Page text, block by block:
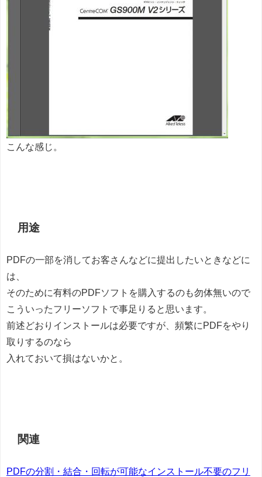
こんな感じ。
用途
PDFの一部を消してお客さんなどに提出したいときなどに
は、
そのために有料のPDFソフトを購入するのも勿体無いので
こういったフリーソフトで事足りると思います。
前述どおりインストールは必要ですが、頻繁にPDFをやり
取りするのなら
入れておいて損はないかと。
関連
PDFの分割・結合・回転が可能なインストール不要のフリ